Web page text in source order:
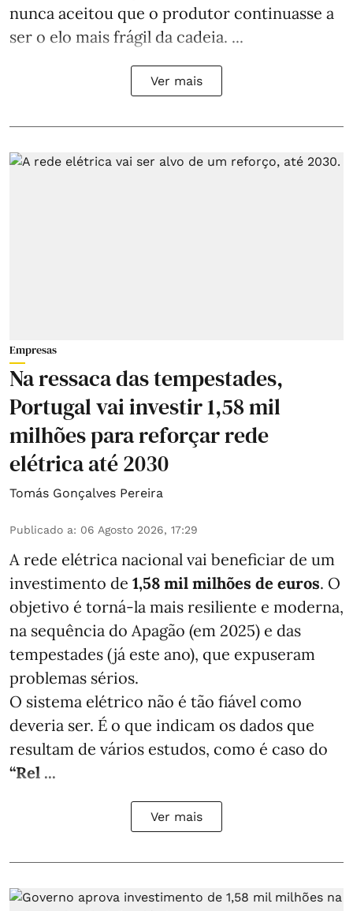
nunca aceitou que o produtor continuasse a
ser o elo mais frágil da cadeia. ...
Ver mais
Empresas
Na ressaca das tempestades,
Portugal vai investir 1,58 mil
milhões para reforçar rede
elétrica até 2030
Tomás Gonçalves Pereira
Publicado a: 06 Agosto 2026, 17:29
A rede elétrica nacional vai beneficiar de um
investimento de 1,58 mil milhões de euros. O
objetivo é torná-la mais resiliente e moderna,
na sequência do Apagão (em 2025) e das
tempestades (já este ano), que expuseram
problemas sérios.
O sistema elétrico não é tão fiável como
deveria ser. É o que indicam os dados que
resultam de vários estudos, como é caso do
“Rel ...
Ver mais